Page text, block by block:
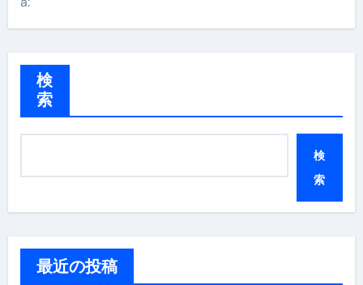
検
索
検
索
最近の投稿